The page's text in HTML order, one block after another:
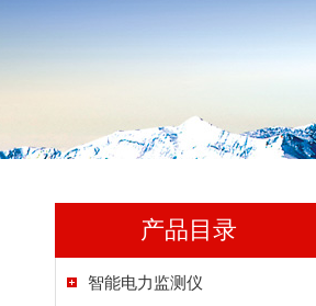
产品目录
智能电力监测仪